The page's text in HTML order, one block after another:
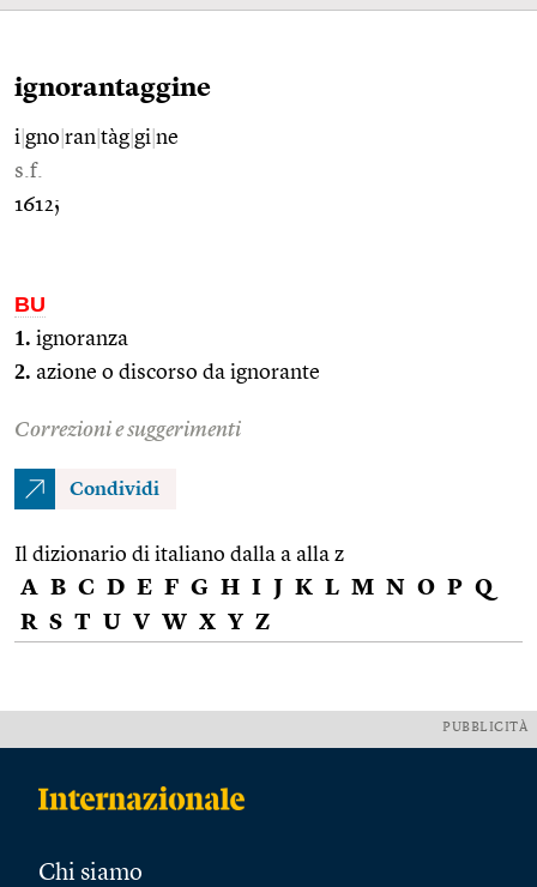
ignorantaggine
i gno ran tàg gi ne
s.f.
1612;
BU
1. ignoranza
2. azione o discorso da ignorante
Correzioni e suggerimenti
Condividi
Il dizionario di italiano dalla a alla z
A B C D E F G H I J K L M N O P Q
R S T U V W X Y Z
PUBBLICITÀ
Chi siamo